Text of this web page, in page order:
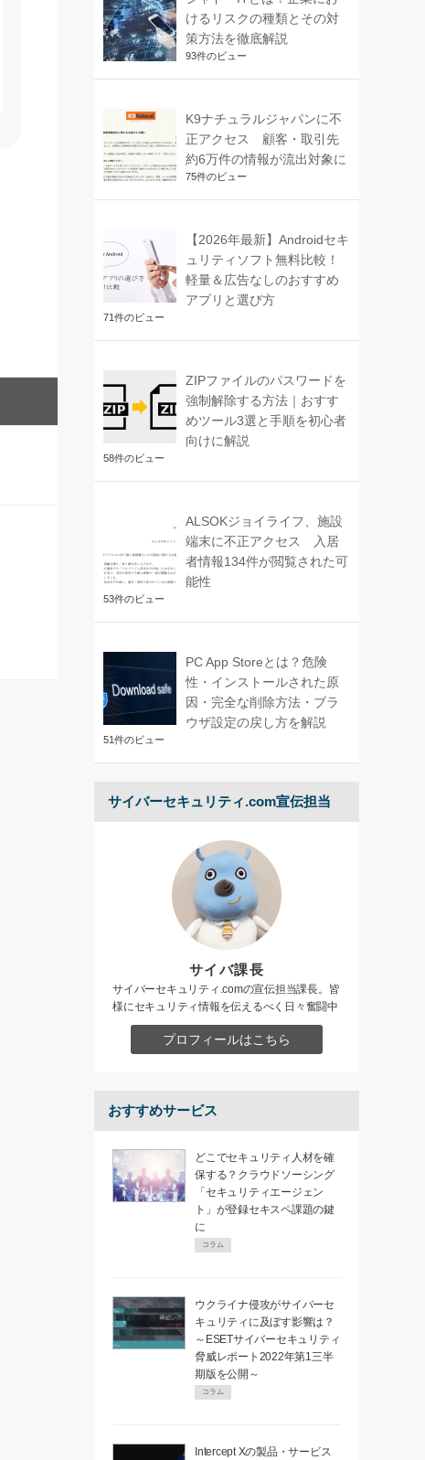
けるリスクの種類とその対
策方法を徹底解説
93件のビュー
K9ナチュラルジャパンに不
正アクセス 顧客・取引先
約6万件の情報が流出対象に
75件のビュー
【2026年最新】Androidセキ
ュリティソフト無料比較！
軽量＆広告なしのおすすめ
アプリと選び方
71件のビュー
ZIPファイルのパスワードを
強制解除する方法｜おすす
めツール3選と手順を初心者
向けに解説
58件のビュー
ALSOKジョイライフ、施設
端末に不正アクセス 入居
者情報134件が閲覧された可
能性
53件のビュー
PC App Storeとは？危険
性・インストールされた原
因・完全な削除方法・ブラ
ウザ設定の戻し方を解説
51件のビュー
サイバーセキュリティ.com宣伝担当
サイバ課長
サイバーセキュリティ.comの宣伝担当課長。皆
様にセキュリティ情報を伝えるべく日々奮闘中
プロフィールはこちら
おすすめサービス
どこでセキュリティ人材を確
保する？クラウドソーシング
「セキュリティエージェン
ト」が登録セキスペ課題の鍵
に
コラム
ウクライナ侵攻がサイバーセ
キュリティに及ぼす影響は？
～ESETサイバーセキュリティ
脅威レポート2022年第1三半
期版を公開～
コラム
Intercept Xの製品・サービス